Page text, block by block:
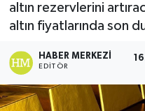
altın rezervlerini
altın fiyatlarında son
HABER MERKEZI
EDITÖR
ÇEVRE
DÜNYA
Dursunbey
Haber Arşivi